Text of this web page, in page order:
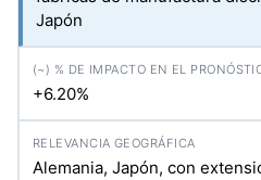
Japón
+6.20%
Alemania, Japón, con